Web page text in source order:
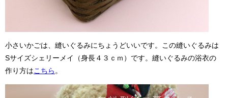
小さいかごは、縫いぐるみにちょうどいいです。この縫いぐるみは
Sサイズシェリーメイ（身長４３ｃｍ）です。縫いぐるみの浴衣の
作り方は こちら 。